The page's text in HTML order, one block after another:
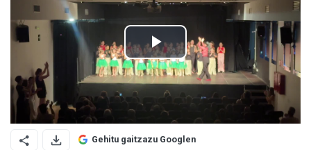
Gehitu gaitzazu Googlen